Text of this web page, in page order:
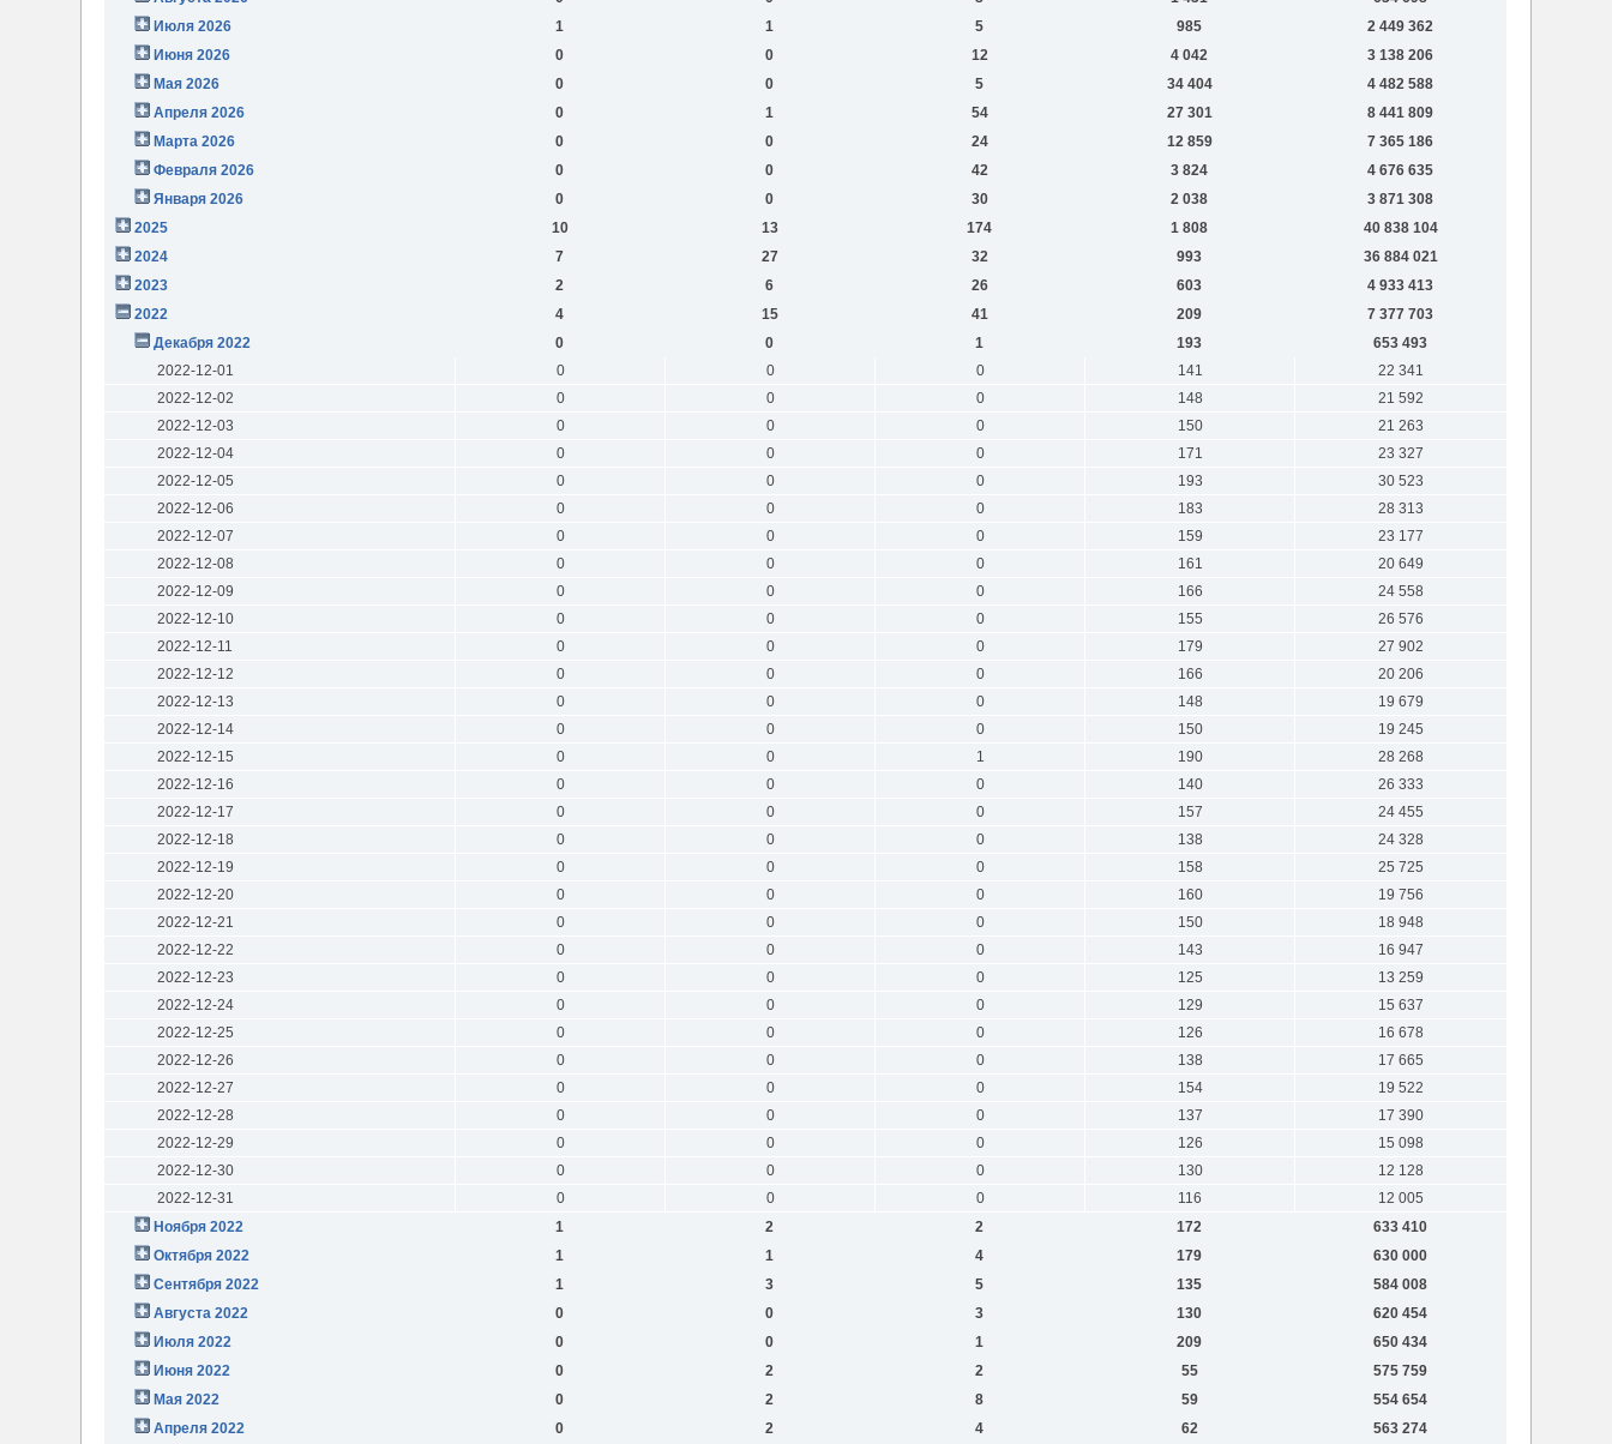
Июля 2026
1 1 5 985
2 449 362
Июня 2026
0 0 12 4 042
3 138 206
Мая 2026
0 0 5 34 404
4 482 588
Апреля 2026
0 1 54 27 301
8 441 809
Марта 2026
0 0 24 12 859
7 365 186
Февраля 2026
0 0 42 3 824
4 676 635
Января 2026
0 0 30 2 038
3 871 308
2025
10 13 174 1 808
40 838 104
2024
7 27 32 993
36 884 021
2023
2 6 26 603
4 933 413
2022
4 15 41 209
7 377 703
Декабря 2022
0 0 1 193
653 493
2022-12-01
0 0 0 141
22 341
2022-12-02
0 0 0 148
21 592
2022-12-03
0 0 0 150
21 263
2022-12-04
0 0 0 171
23 327
2022-12-05
0 0 0 193
30 523
2022-12-06
0 0 0 183
28 313
2022-12-07
0 0 0 159
23 177
2022-12-08
0 0 0 161
20 649
2022-12-09
0 0 0 166
24 558
2022-12-10
0 0 0 155
26 576
2022-12-11
0 0 0 179
27 902
2022-12-12
0 0 0 166
20 206
2022-12-13
0 0 0 148
19 679
2022-12-14
0 0 0 150
19 245
2022-12-15
0 0 1 190
28 268
2022-12-16
0 0 0 140
26 333
2022-12-17
0 0 0 157
24 455
2022-12-18
0 0 0 138
24 328
2022-12-19
0 0 0 158
25 725
2022-12-20
0 0 0 160
19 756
2022-12-21
0 0 0 150
18 948
2022-12-22
0 0 0 143
16 947
2022-12-23
0 0 0 125
13 259
2022-12-24
0 0 0 129
15 637
2022-12-25
0 0 0 126
16 678
2022-12-26
0 0 0 138
17 665
2022-12-27
0 0 0 154
19 522
2022-12-28
0 0 0 137
17 390
2022-12-29
0 0 0 126
15 098
2022-12-30
0 0 0 130
12 128
2022-12-31
0 0 0 116
12 005
Ноября 2022
1 2 2 172
633 410
Октября 2022
1 1 4 179
630 000
Сентября 2022
1 3 5 135
584 008
Августа 2022
0 0 3 130
620 454
Июля 2022
0 0 1 209
650 434
Июня 2022
0 2 2 55
575 759
Мая 2022
0 2 8 59
554 654
Апреля 2022
0 2 4 62 563 274